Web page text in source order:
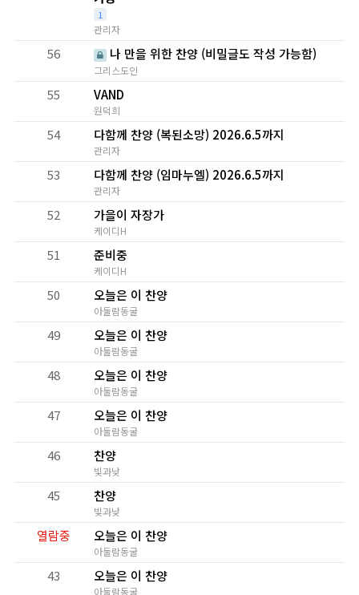
1
관리자
56 나 만을 위한 찬양 (비밀글도 작성 가능함)
그리스도인
55 VAND
원덕희
54 다함께 찬양 (복된소망) 2026.6.5까지
관리자
53 다함께 찬양 (임마누엘) 2026.6.5까지
관리자
52 가을이 자장가
케이디H
51 준비중
케이디H
50 오늘은 이 찬양
아둘람동굴
49 오늘은 이 찬양
아둘람동굴
48 오늘은 이 찬양
아둘람동굴
47 오늘은 이 찬양
아둘람동굴
46 찬양
빛과낮
45 찬양
빛과낮
열람중 오늘은 이 찬양
아둘람동굴
43 오늘은 이 찬양
아둘람동굴